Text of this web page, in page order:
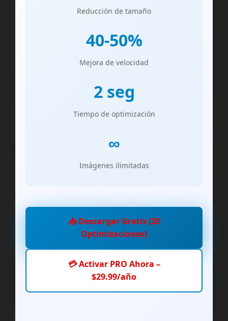
Reducción de tamaño
40-50%
Mejora de velocidad
2 seg
Tiempo de optimización
∞
Imágenes ilimitadas
📥 Descargar Gratis (20
Optimizaciones)
💳 Activar PRO Ahora –
$29.99/año